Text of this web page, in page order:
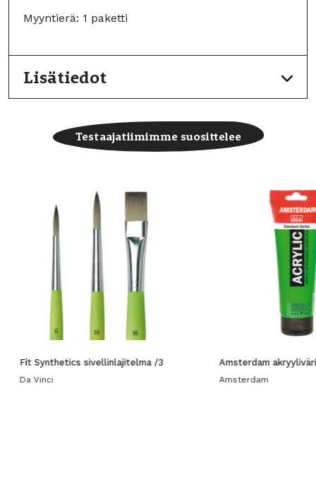
Myyntierä: 1 paketti
Lisätiedot
Testaajatiimimme suosittelee
Fit Synthetics sivellinlajitelma /3
Da Vinci
Amsterdam
Amsterdam